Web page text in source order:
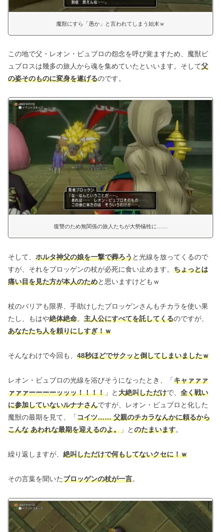
魔獣にすら「愚か」と言われてしまう始末ｗ
この地で父・レオン・ビュブロの怨念を呼び覚ますため、魔獣ビ
ュブロスは幾多の旅人から魂を集めていたといいます。そして父
の姿そのものに変身を遂げるのです。
復讐のため無関係の旅人たちが大勢犠牲に……
そして、 ホルタ神父の娘を一撃で葬ろうと光線を放ってくるので
すが、それをブロッゲンの杖が必死に食い止めます。 ちょっとは
痛い目を見た方が本人のためと思いますけどもｗ
杖のバリアも限界、手助けしたブロッゲンさんもチカラを使い果
たし、もはや絶体絶命。 主人公にすべてを託してくるのですが、
あなたたち人を頼りにしすぎ！ｗ
そんなわけで今回も、 48秒ほどでサクッと倒してしまいましたｗ
レオン・ビュブロの光線を浴びそうになったとき、「キャァァァ
ァァァーーーーッッッ！！！！ 」と大絶叫しただけで、 全く戦い
に参加していないルナナさんですが、レオン・ビュブロと化した
魔獣の最期を見て、「コイツ…… 父親のチカラなんかに頼るから
こんな あわれな最期を迎えるのよ。 」とのたまいます。
繰り返しますが、 絶叫しただけで何もしてないクセに！ｗ
その言葉を聞いたブロッゲンの杖が一言。